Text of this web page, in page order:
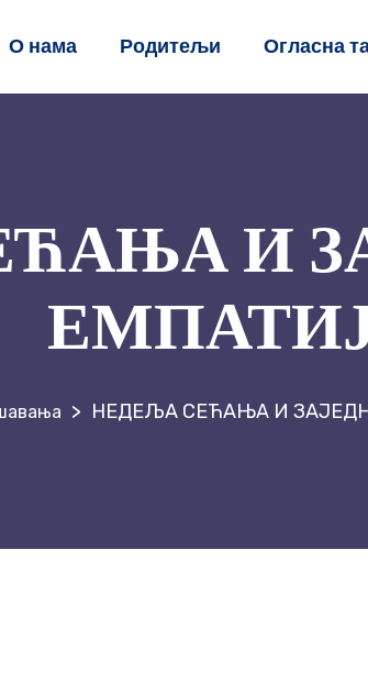
О нама Родитељи Огласна
И
> НЕДЕЉА СЕЋАЊА И